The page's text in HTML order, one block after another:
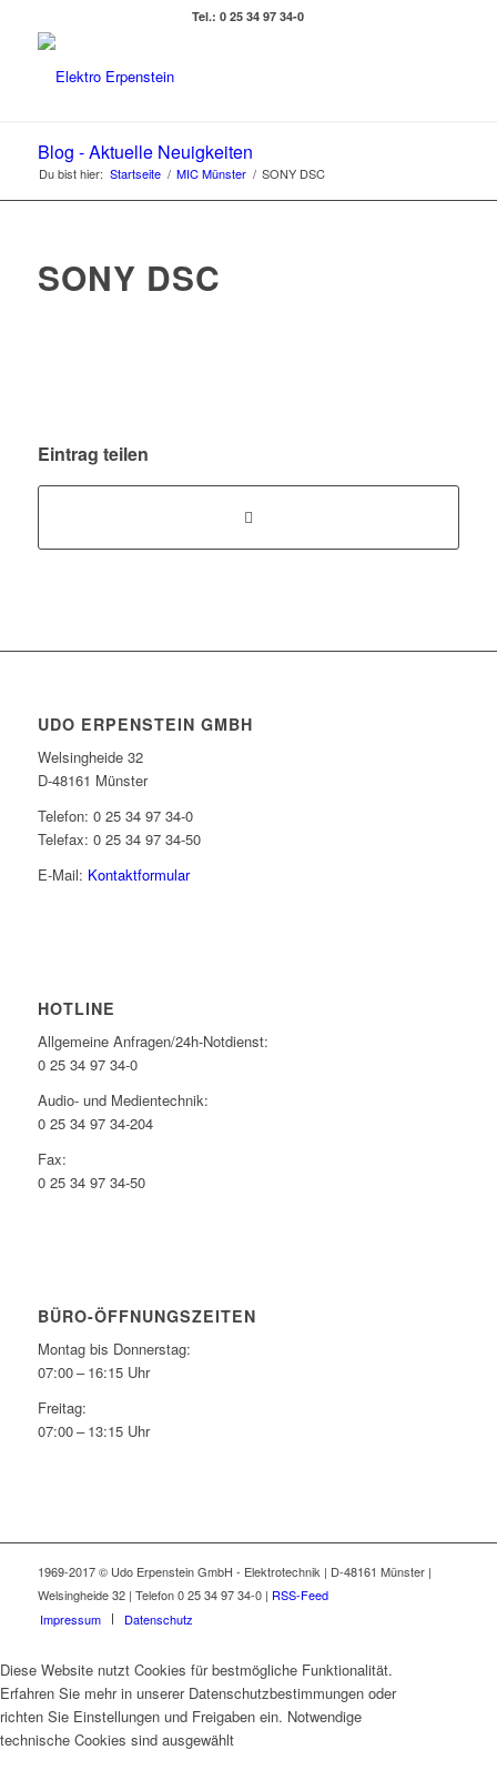
Tel.: 0 25 34 97 34-0
Blog - Aktuelle Neuigkeiten
Du bist hier: Startseite / MIC Münster / SONY DSC
SONY DSC
Eintrag teilen
UDO ERPENSTEIN GMBH
Welsingheide 32
D-48161 Münster
Telefon: 0 25 34 97 34-0
Telefax: 0 25 34 97 34-50
E-Mail: Kontaktformular
HOTLINE
Allgemeine Anfragen/24h-Notdienst:
0 25 34 97 34-0
Audio- und Medientechnik:
0 25 34 97 34-204
Fax:
0 25 34 97 34-50
BÜRO-ÖFFNUNGSZEITEN
Montag bis Donnerstag:
07:00 – 16:15 Uhr
Freitag:
07:00 – 13:15 Uhr
1969-2017 © Udo Erpenstein GmbH - Elektrotechnik | D-48161 Münster |
Welsingheide 32 | Telefon 0 25 34 97 34-0 | RSS-Feed
Impressum
Datenschutz
Diese Website nutzt Cookies für bestmögliche Funktionalität.
Erfahren Sie mehr in unserer Datenschutzbestimmungen oder
richten Sie Einstellungen und Freigaben ein. Notwendige
technische Cookies sind ausgewählt